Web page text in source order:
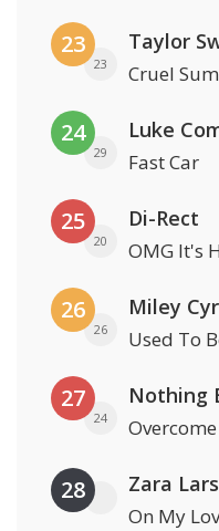
23
23
Taylor
Cruel
24
29
Luke
Fast Car
25
20
Di-Rect
OMG It's
26
26
Miley
Used To
27
24
Nothing
Overcome
28 Zara
On My